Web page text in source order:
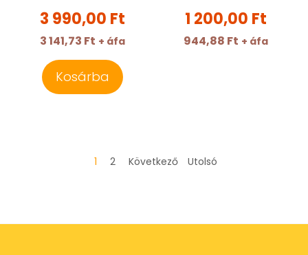
3 990,00 Ft
3 141,73 Ft + áfa
Kosárba
1 200,00 Ft
944,88 Ft + áfa
1 2 Következő Utolsó